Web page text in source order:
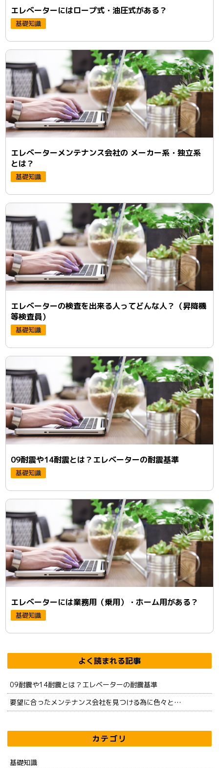
エレべーターにはロープ式・油圧式がある？
基礎知識
エレべーターメンテナンス会社の メーカー系・独立系
とは？
基礎知識
エレべーターの検査を出来る人ってどんな人？（昇降機
等検査員）
基礎知識
09耐震や14耐震とは？エレベーターの耐震基準
基礎知識
エレべーターには業務用（乗用）・ホーム用がある？
基礎知識
よく読まれる記事
09耐震や14耐震とは？エレベーターの耐震基準
要望に合ったメンテナンス会社を見つける為に色々と…
カテゴリ
基礎知識